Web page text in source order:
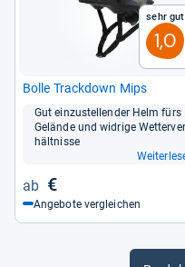
Sehr gut
1,0
Bolle Track­down Mips
Gut ein­zu­stel­len­der Helm fürs
Gelände und wid­rige
hält­nisse
€
Angebote vergleichen